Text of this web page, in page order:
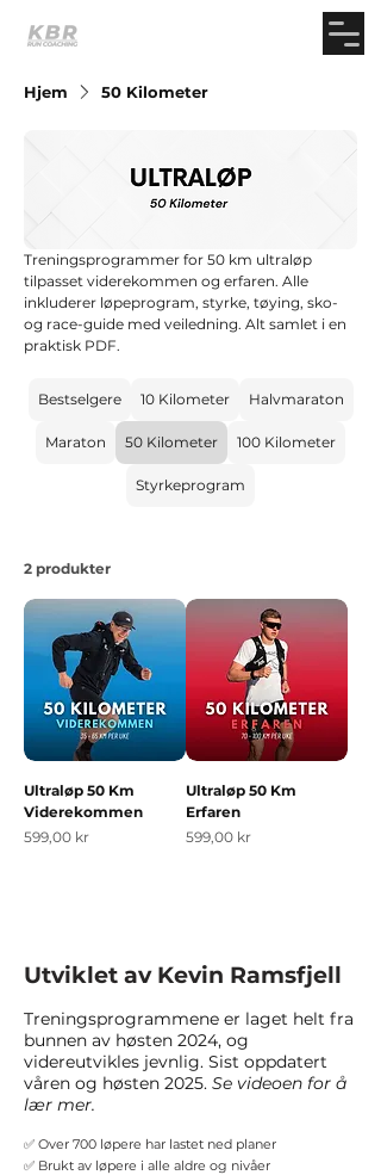
Hjem 50 Kilometer
Treningsprogrammer for 50 km ultraløp
tilpasset viderekommen og erfaren. Alle
inkluderer løpeprogram, styrke, tøying, sko-
og race-guide med veiledning. Alt samlet i en
praktisk PDF.
Bestselgere 10 Kilometer Halvmaraton
Maraton 50 Kilometer 100 Kilometer
Styrkeprogram
2 produkter
Ultraløp 50 Km
Viderekommen
Pris
599,00 kr
Ultraløp 50 Km
Erfaren
Pris
599,00 kr
Utviklet av Kevin Ramsfjell
Treningsprogrammene er laget helt fra
bunnen av høsten 2024, og
videreutvikles jevnlig. Sist oppdatert
våren og høsten 2025. Se videoen for å
lær mer.
✅ Over 700 løpere har lastet ned planer
✅ Brukt av løpere i alle aldre og nivåer